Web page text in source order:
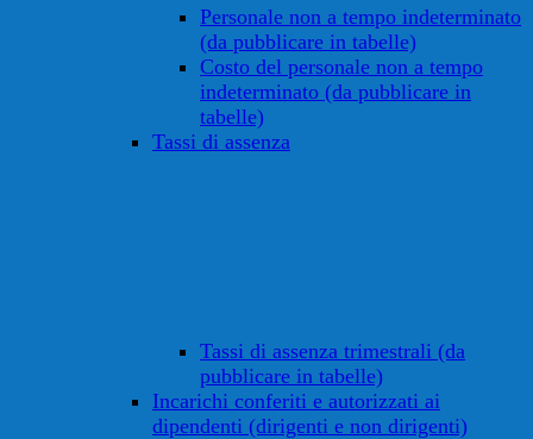
Personale non a tempo indeterminato
(da pubblicare in tabelle)
Costo del personale non a tempo
indeterminato (da pubblicare in
tabelle)
Tassi di assenza
Tassi di assenza trimestrali (da
pubblicare in tabelle)
Incarichi conferiti e autorizzati ai
dipendenti (dirigenti e non dirigenti)